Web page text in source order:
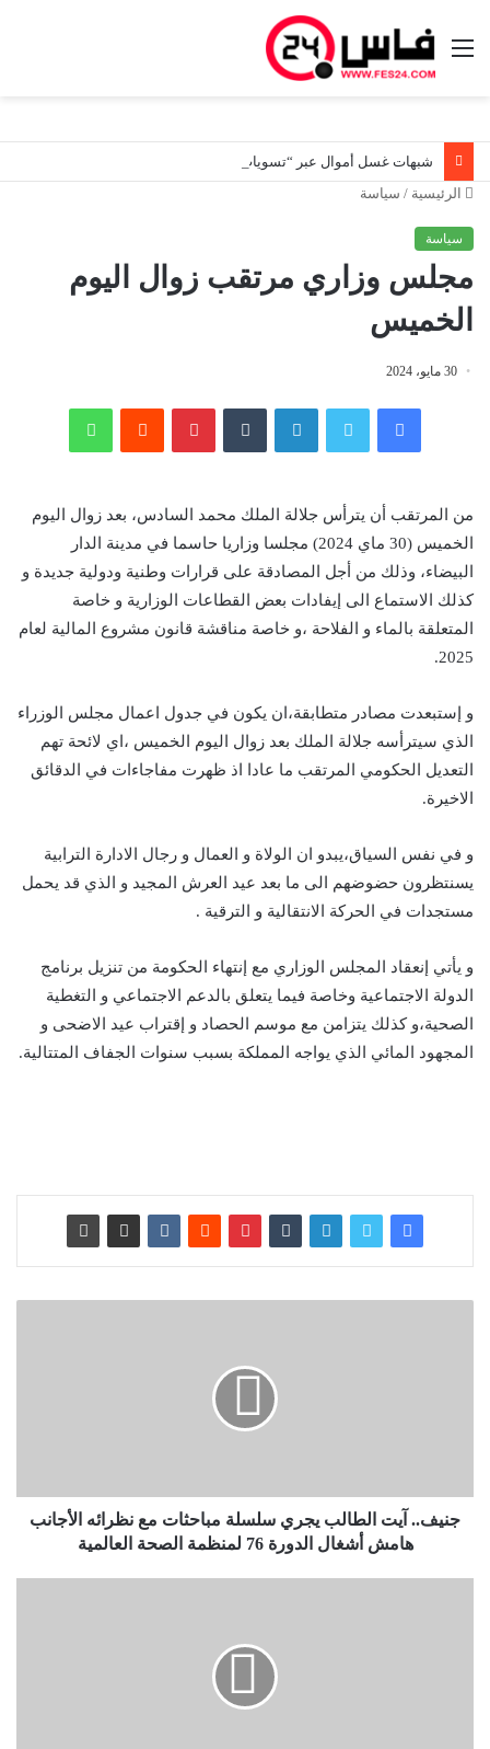
القائمة
الرئيسية / سياسة
سياسة
مجلس وزاري مرتقب زوال اليوم
الخميس
30 مايو، 2024
فيسبوك لينكدإن بينتيريست
من المرتقب أن يترأس جلالة الملك محمد السادس، بعد زوال اليوم
الخميس (30 ماي 2024) مجلسا وزاريا حاسما في مدينة الدار
البيضاء، وذلك من أجل المصادقة على قرارات وطنية ودولية جديدة و
كذلك الاستماع الى إيفادات بعض القطاعات الوزارية و خاصة
المتعلقة بالماء و الفلاحة ،و خاصة مناقشة قانون مشروع المالية لعام
2025.
و إستبعدت مصادر متطابقة،ان يكون في جدول اعمال مجلس الوزراء
الذي سيترأسه جلالة الملك بعد زوال اليوم الخميس ،اي لائحة تهم
التعديل الحكومي المرتقب ما عادا اذ ظهرت مفاجاءات في الدقائق
الاخيرة.
و في نفس السياق،يبدو ان الولاة و العمال و رجال الادارة الترابية
يسنتظرون حضوضهم الى ما بعد عيد العرش المجيد و الذي قد يحمل
مستجدات في الحركة الانتقالية و الترقية .
و يأتي إنعقاد المجلس الوزاري مع إنتهاء الحكومة من تنزيل برنامج
الدولة الاجتماعية وخاصة فيما يتعلق بالدعم الاجتماعي و التغطية
الصحية،و كذلك يتزامن مع موسم الحصاد و إقتراب عيد الاضحى و
المجهود المائي الذي يواجه المملكة بسبب سنوات الجفاف المتتالية.
جنيف.. آيت الطالب يجري سلسلة مباحثات مع نظرائه الأجانب
هامش أشغال الدورة 76 لمنظمة الصحة العالمية